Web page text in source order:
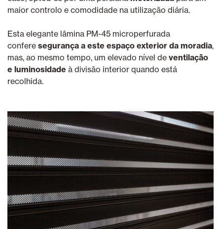
maior controlo e comodidade na utilização diária.
Esta elegante lâmina PM-45 microperfurada
confere segurança a este espaço exterior da moradia,
mas, ao mesmo tempo, um elevado nível de ventilação
e luminosidade à divisão interior quando está
recolhida.